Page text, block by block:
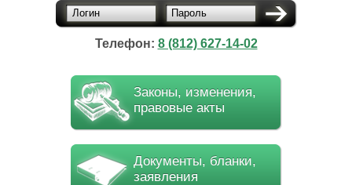
Логин Пароль
Телефон: 8 (812) 627-14-02
Законы, изменения,
правовые акты
Документы, бланки,
заявления